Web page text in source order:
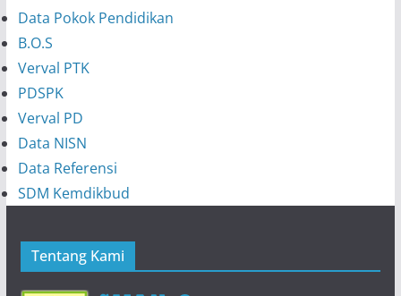
Data Pokok Pendidikan
B.O.S
Verval PTK
PDSPK
Verval PD
Data NISN
Data Referensi
SDM Kemdikbud
Tentang Kami